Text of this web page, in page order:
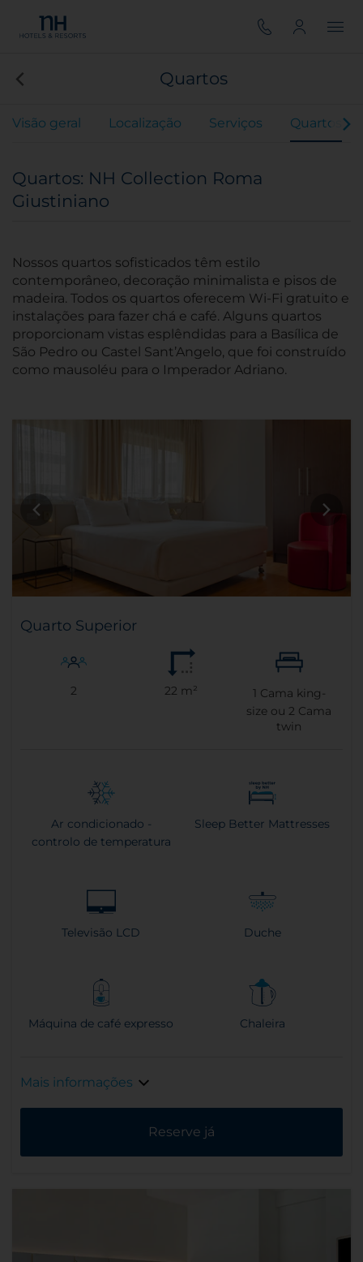
Quartos
Visão geral Localização Serviços Quartos
Quartos: NH Collection Roma
Giustiniano
Nossos quartos sofisticados têm estilo
contemporâneo, decoração minimalista e pisos de
madeira. Todos os quartos oferecem Wi-Fi gratuito e
instalações para fazer chá e café. Alguns quartos
proporcionam vistas esplêndidas para a Basílica de
São Pedro ou Castel Sant’Angelo, que foi construído
como mausoléu para o Imperador Adriano.
Quarto Superior
2 22 m² 1 Cama king-
size ou 2 Cama
twin
Ar condicionado -
controlo de temperatura
Sleep Better Mattresses
Televisão LCD Duche
Máquina de café expresso Chaleira
Mais informações
Reserve já